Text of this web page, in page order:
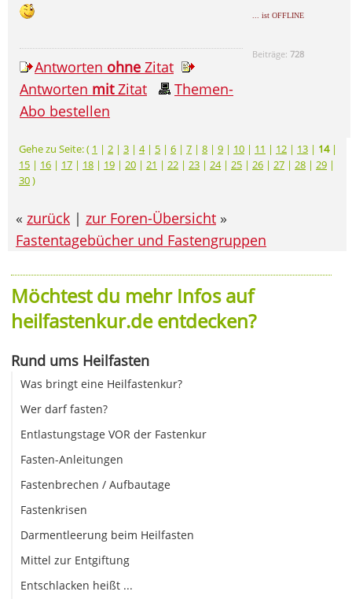
... ist OFFLINE
Beiträge:728
Antworten ohne Zitat
Antworten mitZitat
Themen-
Abo bestellen
Gehe zu Seite: ( 1 | 2 | 3 | 4| 5 | 6 | 7 | 8 | 9 | 10 | 11 | 12 | 13 | 14|
15 | 16 | 17 | 18 | 19 | 20 | 21 | 22 | 23 | 24| 25 | 26 | 27 | 28 | 29 |
30)
« zurück | zur Foren-Übersicht »
Fastentagebücher und Fastengruppen
Möchtest du mehr Infos auf
heilfastenkur.de entdecken?
Rund ums Heilfasten
Was bringt eine Heilfastenkur?
Wer darf fasten?
Entlastungstage VOR der Fastenkur
Fasten-Anleitungen
Fastenbrechen / Aufbautage
Fastenkrisen
Darmentleerung beim Heilfasten
Mittel zur Entgiftung
Entschlacken heißt ...